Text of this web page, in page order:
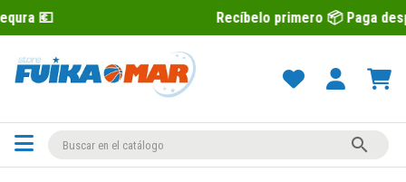
Recíbelo primero 📦 Paga después con
